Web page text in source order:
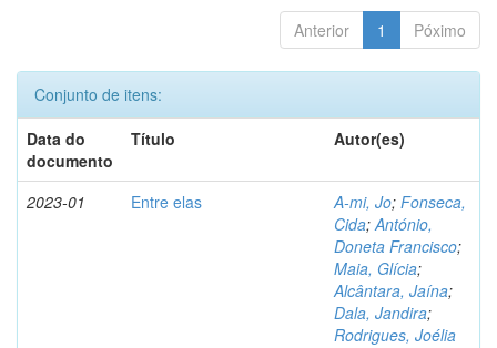
Anterior 1 Póximo
Conjunto de itens:
Data do
documento
Título Autor(es)
2023-01 Entre elas A-mi, Jo; Fonseca,
Cida;António,
Doneta Francisco;
Maia, Glícia;
Alcântara, Jaína;
Dala, Jandira;
Rodrigues, Joélia